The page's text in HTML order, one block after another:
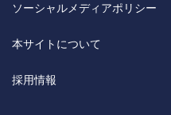
ソーシャルメディアポリシー
本サイトについて
採用情報